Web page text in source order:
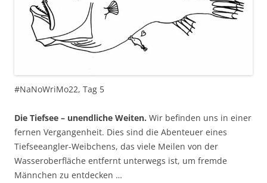
#NaNoWriMo22, Tag 5
Die Tiefsee – unendliche Weiten. Wir befinden uns in einer
fernen Vergangenheit. Dies sind die Abenteuer eines
Tiefseeangler-Weibchens, das viele Meilen von der
Wasseroberfläche entfernt unterwegs ist, um fremde
Männchen zu entdecken …